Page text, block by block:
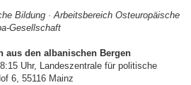
Bildung · Arbeitsbereich Osteuropäische
Gesellschaft
aus den albanischen Bergen
Uhr, Landeszentrale für politische
6, 55116 Mainz